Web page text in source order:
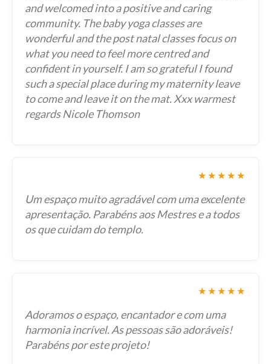
and welcomed into a positive and caring
community. The baby yoga classes are
wonderful and the post natal classes focus on
what you need to feel more centred and
confident in yourself. I am so grateful I found
such a special place during my maternity leave
to come and leave it on the mat. Xxx warmest
regards Nicole Thomson
★★★★★
Um espaço muito agradável com uma excelente
apresentação. Parabéns aos Mestres e a todos
os que cuidam do templo.
★★★★★
Adoramos o espaço, encantador e com uma
harmonia incrível. As pessoas são adoráveis!
Parabéns por este projeto!